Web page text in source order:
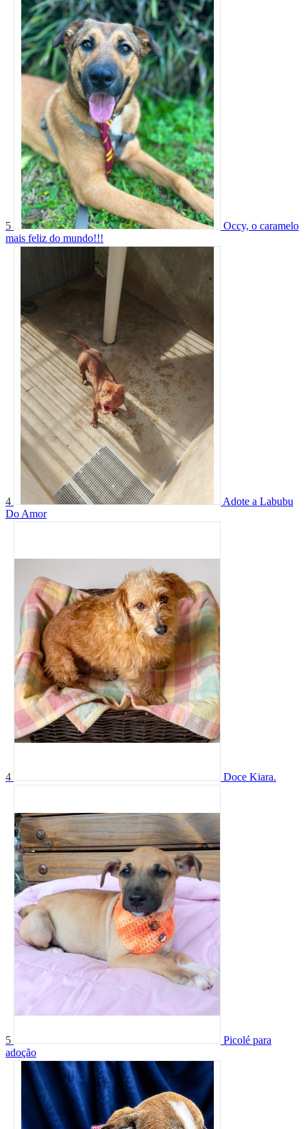
5
Occy, o caramelo
mais feliz do mundo!!!
4
Adote a Labubu
Do Amor
4 Doce Kiara.
5
Picolé para
adoção